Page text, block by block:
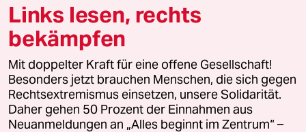
© 2026 taz Verlags und Vertriebs GmbH
Alle Rechte vorbehalten. Bei rechtlichen Fragen oder für Genehmigungen
wenden Sie sich bitte an
lizenzen@taz.de
Feedback Redaktionsstatut Kommune-Richtlinien
Links lesen, rechts
bekämpfen
Mit doppelter Kraft für eine offene Gesellschaft!
Besonders jetzt brauchen Menschen, die sich gegen
Rechtsextremismus einsetzen, unsere Solidarität.
Daher gehen 50 Prozent der Einnahmen aus
Neuanmeldungen an „Alles beginnt im Zentrum“ –